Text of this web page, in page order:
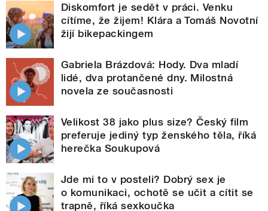
Diskomfort je sedět v práci. Venku
cítíme, že žijem! Klára a Tomáš Novotní
žijí bikepackingem
Gabriela Brázdová: Hody. Dva mladí
lidé, dva protančené dny. Milostná
novela ze současnosti
Velikost 38 jako plus size? Český film
preferuje jediný typ ženského těla, říká
herečka Soukupová
Jde mi to v posteli? Dobrý sex je
o komunikaci, ochotě se učit a cítit se
trapně, říká sexkoučka